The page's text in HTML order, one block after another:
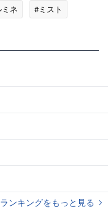
ネ #ミスト
ンキングをもっと見る